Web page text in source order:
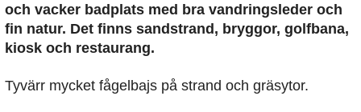
och vacker badplats med bra vandringsleder och
fin natur. Det finns sandstrand, bryggor, golfbana,
kiosk och restaurang.
Tyvärr mycket fågelbajs på strand och gräsytor.